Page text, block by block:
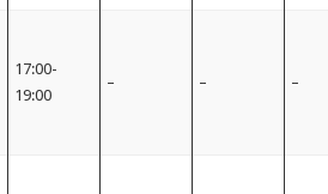
17:00-
19:00
– – –